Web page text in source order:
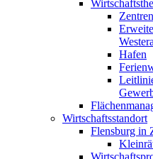
Hafen
Wirtschaftsstandort
Flensburg in